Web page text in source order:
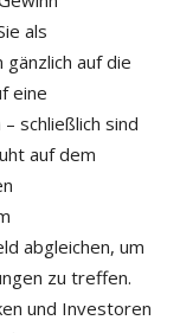
als
auf die
eine
schließlich sind
auf dem
abgleichen, um
zu treffen.
und Investoren